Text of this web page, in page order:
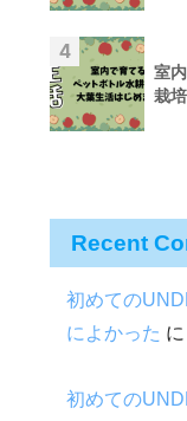
4
室
栽
Recent
初めての
によかった に
初めての